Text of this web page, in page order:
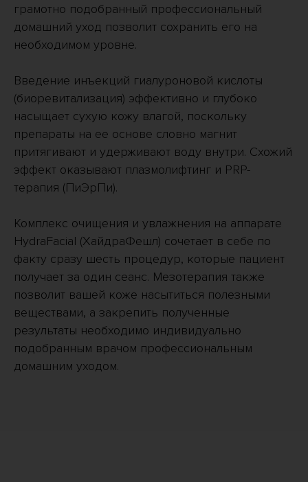
грамотно подобранный профессиональный
домашний уход позволит сохранить его на
необходимом уровне.
Введение инъекций гиалуроновой кислоты
(биоревитализация) эффективно и глубоко
насыщает сухую кожу влагой, поскольку
препараты на ее основе словно магнит
притягивают и удерживают воду внутри. Схожий
эффект оказывают плазмолифтинг и PRP-
терапия (ПиЭрПи).
Комплекс очищения и увлажнения на аппарате
HydraFacial (ХайдраФешл) сочетает в себе по
факту сразу шесть процедур, которые пациент
получает за один сеанс. Мезотерапия также
позволит вашей коже насытиться полезными
веществами, а закрепить полученные
результаты необходимо индивидуально
подобранным врачом профессиональным
домашним уходом.